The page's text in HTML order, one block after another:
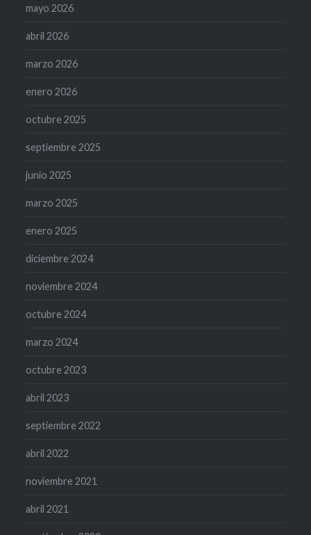
mayo 2026
abril 2026
marzo 2026
enero 2026
octubre 2025
septiembre 2025
junio 2025
marzo 2025
enero 2025
diciembre 2024
noviembre 2024
octubre 2024
marzo 2024
octubre 2023
abril 2023
septiembre 2022
abril 2022
noviembre 2021
abril 2021